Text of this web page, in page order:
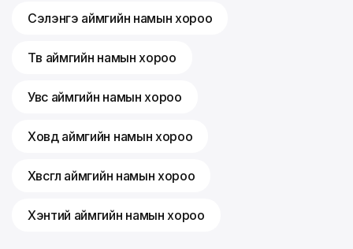
Сэлэнгэ аймгийн намын хороо
Төв аймгийн намын хороо
Увс аймгийн намын хороо
Ховд аймгийн намын хороо
Хөвсгөл аймгийн намын хороо
Хэнтий аймгийн намын хороо